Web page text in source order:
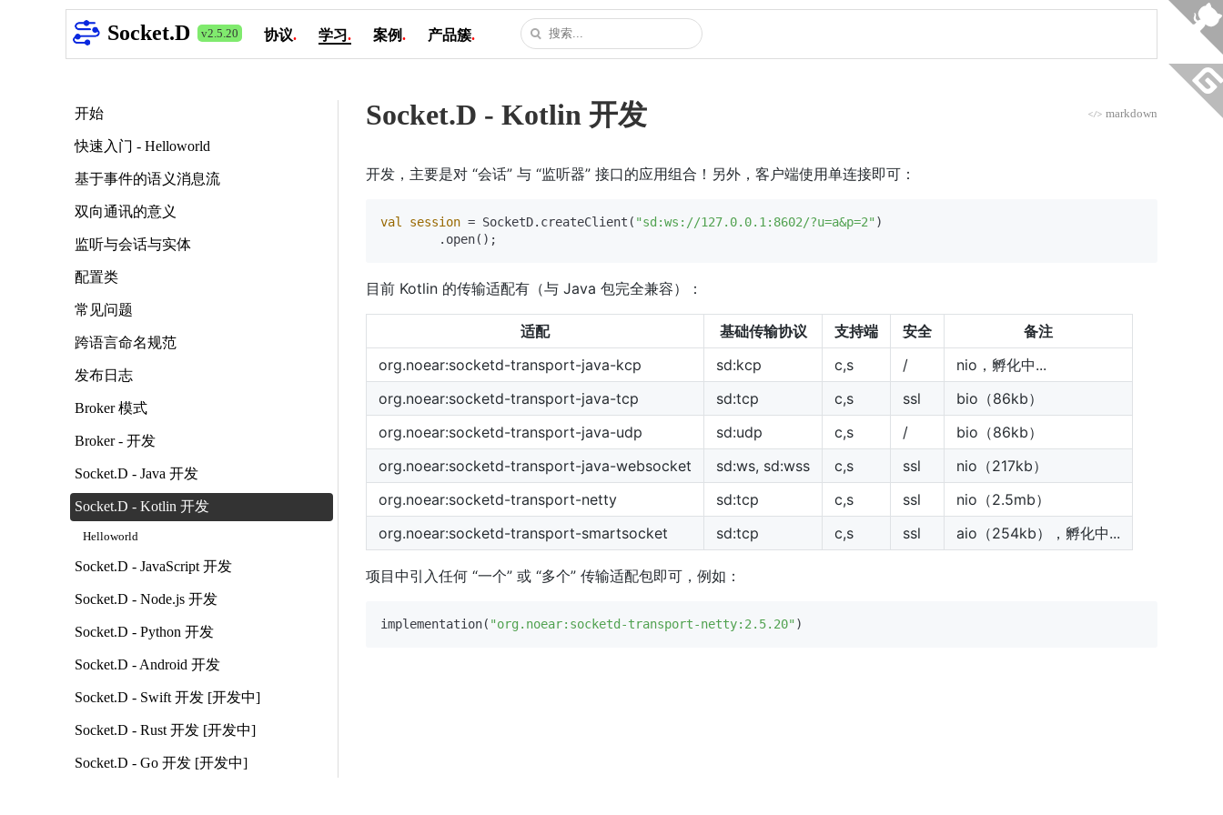
Socket.D v2.5.20 协议. 学习. 案例. 产品簇.
开始
快速入门 - Helloworld
基于事件的语义消息流
双向通讯的意义
监听与会话与实体
配置类
常见问题
跨语言命名规范
发布日志
Broker 模式
Broker - 开发
Socket.D - Java 开发
Socket.D - Kotlin 开发
Helloworld
Socket.D - JavaScript 开发
Socket.D - Node.js 开发
Socket.D - Python 开发
Socket.D - Android 开发
Socket.D - Swift 开发 [开发中]
Socket.D - Rust 开发 [开发中]
Socket.D - Go 开发 [开发中]
Socket.D - Kotlin 开发 </> markdown
开发，主要是对 “会话” 与 “监听器” 接口的应用组合！另外，客户端使用单连接即可：
val session = SocketD.createClient( "sd:ws://127.0.0.1:8602/?u=a&p=2" )
目前 Kotlin 的传输适配有（与 Java 包完全兼容）：
适配 基础传输协议 支持端 安全
备注
org.noear:socketd-transport-java-kcp
sd:kcp c,s /
nio，孵化中...
org.noear:socketd-transport-java-tcp
sd:tcp c,s ssl
bio（86kb）
org.noear:socketd-transport-java-udp
sd:udp c,s /
bio（86kb）
org.noear:socketd-transport-java-websocket
sd:ws, sd:wss c,s ssl
nio（217kb）
org.noear:socketd-transport-netty
sd:tcp c,s ssl
nio（2.5mb）
org.noear:socketd-transport-smartsocket
sd:tcp c,s ssl aio（254kb），孵化中...
项目中引入任何 “一个” 或 “多个” 传输适配包即可，例如：
implementation( "org.noear:socketd-transport-netty:2.5.20"